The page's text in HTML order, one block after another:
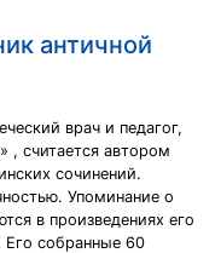
античной
врач и педагог,
, считается автором
сочинений.
Упоминание о
в произведениях его
Его собранные 60